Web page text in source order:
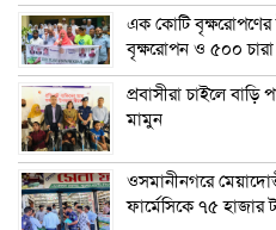
এক কোটি বৃক্ষরোপণের
বৃক্ষরোপন ও ৫০০
প্রবাসীরা চাইলে
মামুন
ওসমানীনগরে
ফার্মেসিকে ৭৫ হাজার